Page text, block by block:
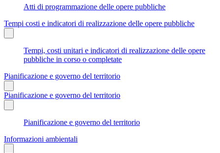
Atti di programmazione delle opere pubbliche
Tempi costi e indicatori di realizzazione delle opere pubbliche
Tempi, costi unitari e indicatori di realizzazione delle opere
pubbliche in corso o completate
Pianificazione e governo del territorio
Pianificazione e governo del territorio
Pianificazione e governo del territorio
Informazioni ambientali